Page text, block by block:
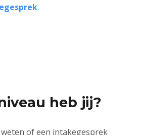
.
heb jij?
of een intakegesprek